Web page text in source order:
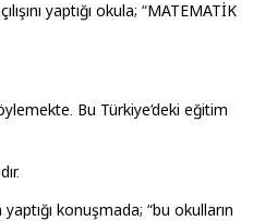
yaptığı okula; “MATEMATİK
Bu Türkiye’deki eğitim
konuşmada; “bu okulların